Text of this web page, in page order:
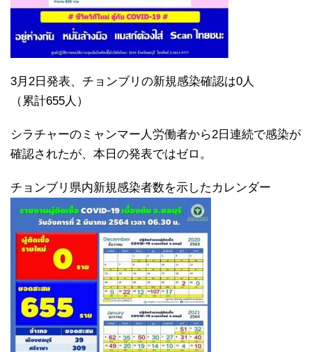
3月2日発表、チョンブリの新規感染確認は0人
（累計655人）
シラチャーのミャンマー人労働者から2日連続で感染が
確認されたが、本日の発表ではゼロ。
チョンブリ県内新規感染者数を示したカレンダー